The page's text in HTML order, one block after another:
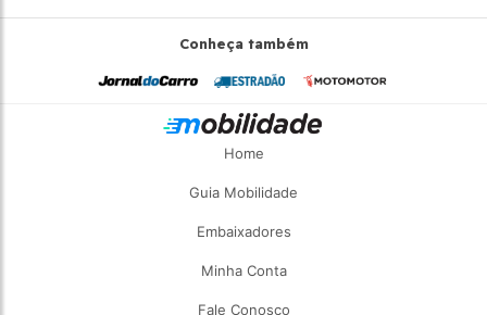
Conheça também
Home
Guia Mobilidade
Embaixadores
Minha Conta
Fale Conosco